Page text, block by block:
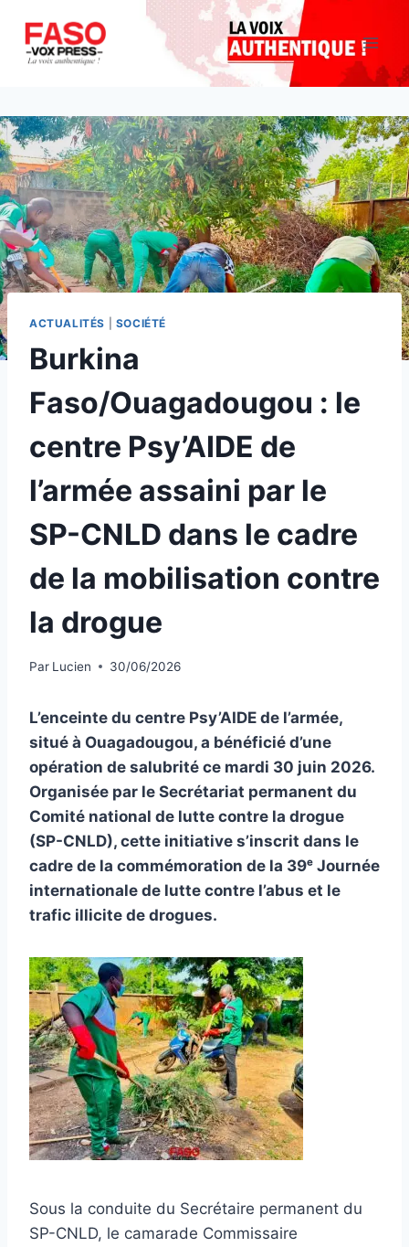
contenu
ACTUALITÉS SOCIÉTÉ
Burkina
Faso/Ouagadougou : le
centre Psy’AIDE de
l’armée assaini par le
SP-CNLD dans le cadre
de la mobilisation contre
la drogue
Par Lucien 30/06/2026
L’enceinte du centre Psy’AIDE de l’armée,
situé à Ouagadougou, a bénéficié d’une
opération de salubrité ce mardi 30 juin 2026.
Organisée par le Secrétariat permanent du
Comité national de lutte contre la drogue
(SP-CNLD), cette initiative s’inscrit dans le
cadre de la commémoration de la 39ᵉ Journée
internationale de lutte contre l’abus et le
trafic illicite de drogues.
Sous la conduite du Secrétaire permanent du
SP-CNLD, le camarade Commissaire